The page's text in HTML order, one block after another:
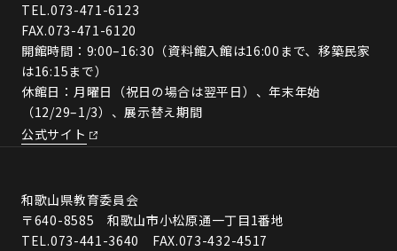
TEL.073-471-6123
FAX.073-471-6120
開館時間：9:00–16:30（資料館入館は16:00まで、移築民家
は16:15まで）
休館日：月曜日（祝日の場合は翌平日）、年末年始
（12/29–1/3）、展示替え期間
公式サイト
和歌山県教育委員会
〒640-8585 和歌山市小松原通一丁目1番地
TEL.073-441-3640 FAX.073-432-4517